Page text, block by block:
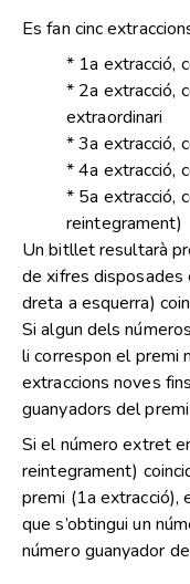
Es fan cinc
* 1a extracció,
* 2a extracció,
extraordinari
* 3a extracció,
* 4a extracció,
* 5a extracció,
reintegrament)
Un bitllet resultarà
de xifres disposades
dreta a esquerra)
Si algun dels
li correspon el premi
extraccions noves
guanyadors del
Si el número extret
reintegrament)
premi (1a extracció),
que s’obtingui un
número guanyador